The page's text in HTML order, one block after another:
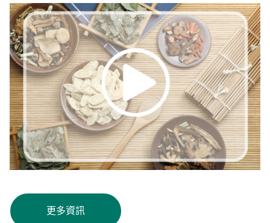
更多資訊